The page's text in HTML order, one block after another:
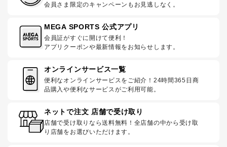
会員さま限定のキャンペーンもお見逃しなく。
MEGA SPORTS 公式アプリ
会員証がすぐに開けて便利！
アプリクーポンや最新情報をお知らせします。
オンラインサービス一覧
便利なオンラインサービスをご紹介！24時間365日商
品購入や便利なサービスがご利用可能。
ネットで注文 店舗で受け取り
店舗で受け取りなら送料無料！全店舗の中から受け取
り店舗をお選びいただけます。